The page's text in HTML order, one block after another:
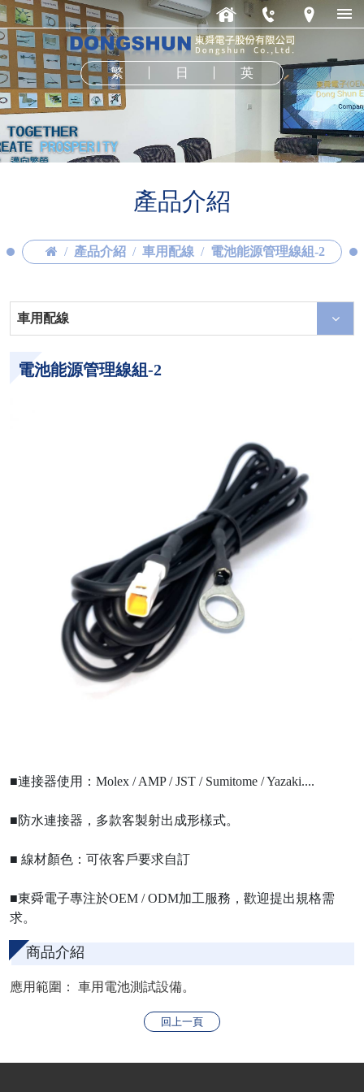
繁 日 英
產品介紹
產品介紹 車用配線 電池能源管理線組-2
車用配線
電池能源管理線組-2
■連接器使用：Molex / AMP / JST / Sumitome / Yazaki....
■防水連接器，多款客製射出成形樣式。
■ 線材顏色：可依客戶要求自訂
■東舜電子專注於OEM / ODM加工服務，歡迎提出規格需
求。
商品介紹
應用範圍： 車用電池測試設備。
回上一頁